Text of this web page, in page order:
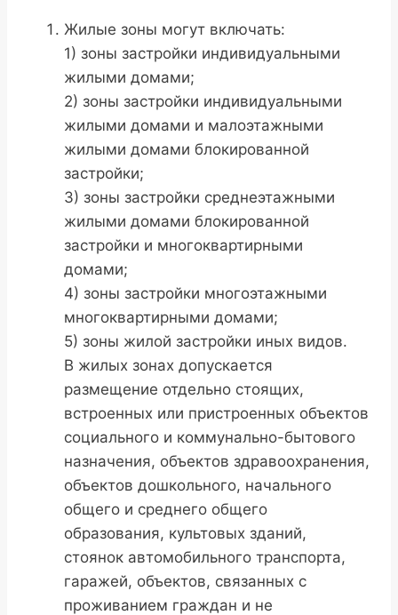
Жилые зоны могут включать:
1) зоны застройки индивидуальными
жилыми домами;
2) зоны застройки индивидуальными
жилыми домами и малоэтажными
жилыми домами блокированной
застройки;
3) зоны застройки среднеэтажными
жилыми домами блокированной
застройки и многоквартирными
домами;
4) зоны застройки многоэтажными
многоквартирными домами;
5) зоны жилой застройки иных видов.
В жилых зонах допускается
размещение отдельно стоящих,
встроенных или пристроенных объектов
социального и коммунально-бытового
назначения, объектов здравоохранения,
объектов дошкольного, начального
общего и среднего общего
образования, культовых зданий,
стоянок автомобильного транспорта,
гаражей, объектов, связанных с
проживанием граждан и не